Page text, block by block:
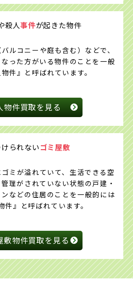
殺人事件が起きた物件
ルコニーや庭も含む）などで、
った方がいる物件のことを一般
件』と呼ばれています。
物件買取を見る
られないゴミ屋敷
ミが溢れていて、生活できる空
理がされていない状態の戸建・
などの住居のことを一般的には
件』と呼ばれています。
敷物件買取を見る